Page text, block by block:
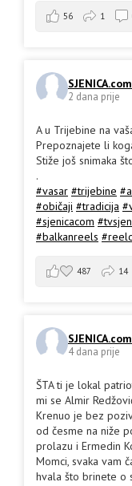
56 1
SJENICA.com
2 dana prije
A u Trijebine na
Prepoznajete li
Stiže još snimaka
.
#vasar #trijebine
#običaji #tradicija
#sjenicacom
#balkanreels
487 14
SJENICA.com
4 dana prije
ŠTA ti je lokal
mi se Almir
Krenuo je bez
od česme na niže
prolazu i Ermedin
Momci, svaka vam
hvala što brinete o